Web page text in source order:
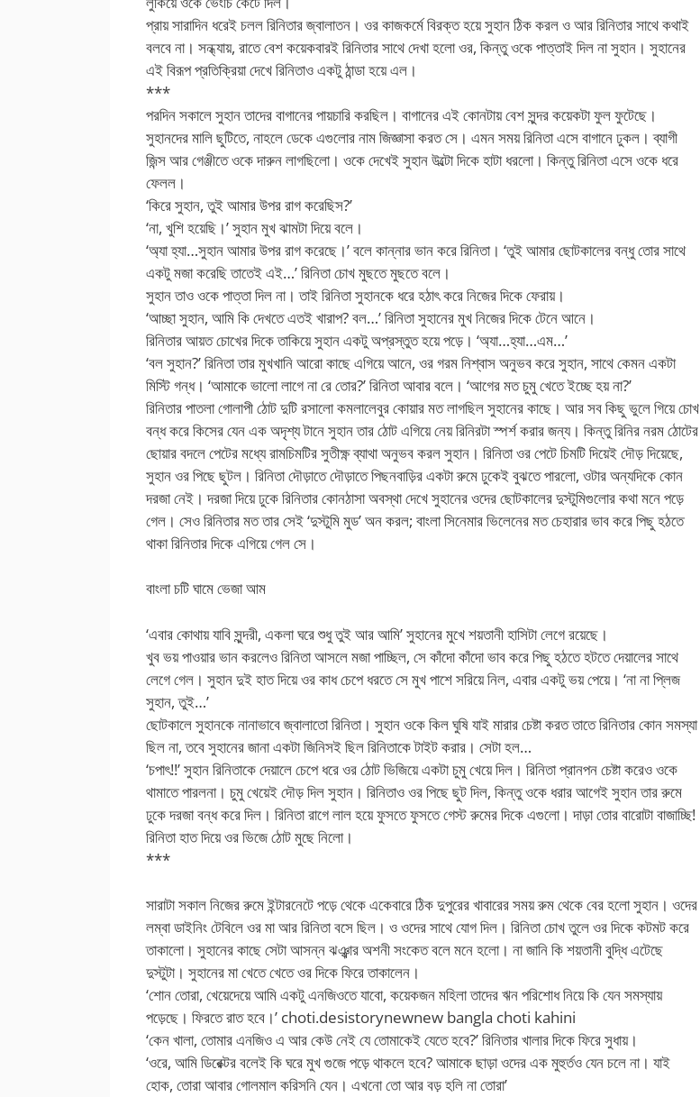
প্রায় সারাদিন ধরেই চলল রিনিতার জ্বালাতন। ওর কাজকর্মে বিরক্ত হয়ে সুহান ঠিক করল ও আর রিনিতার সাথে কথাই
বলবে না। সন্ধ্যায়, রাতে বেশ কয়েকবারই রিনিতার সাথে দেখা হলো ওর, কিন্তু ওকে পাত্তাই দিল না সুহান। সুহানের
এই বিরূপ প্রতিক্রিয়া দেখে রিনিতাও একটু ঠান্ডা হয়ে এল।
***
পরদিন সকালে সুহান তাদের বাগানের পায়চারি করছিল। বাগানের এই কোনটায় বেশ সুন্দর কয়েকটা ফুল ফুটেছে।
সুহানদের মালি ছুটিতে, নাহলে ডেকে এগুলোর নাম জিজ্ঞাসা করত সে। এমন সময় রিনিতা এসে বাগানে ঢুকল। ব্যাগী
জিন্স আর গেঞ্জীতে ওকে দারুন লাগছিলো। ওকে দেখেই সুহান উল্টো দিকে হাটা ধরলো। কিন্তু রিনিতা এসে ওকে ধরে
ফেলল।
‘কিরে সুহান, তুই আমার উপর রাগ করেছিস?’
‘না, খুশি হয়েছি।’ সুহান মুখ ঝামটা দিয়ে বলে।
‘অ্যা হ্যা…সুহান আমার উপর রাগ করেছে।’ বলে কান্নার ভান করে রিনিতা। ‘তুই আমার ছোটকালের বন্ধু তোর সাথে
একটু মজা করেছি তাতেই এই…’ রিনিতা চোখ মুছতে মুছতে বলে।
সুহান তাও ওকে পাত্তা দিল না। তাই রিনিতা সুহানকে ধরে হঠাৎ করে নিজের দিকে ফেরায়।
‘আচ্ছা সুহান, আমি কি দেখতে এতই খারাপ? বল…’ রিনিতা সুহানের মুখ নিজের দিকে টেনে আনে।
রিনিতার আয়ত চোখের দিকে তাকিয়ে সুহান একটু অপ্রস্তুত হয়ে পড়ে। ‘অ্যা…হ্যা…এম…’
‘বল সুহান?’ রিনিতা তার মুখখানি আরো কাছে এগিয়ে আনে, ওর গরম নিশ্বাস অনুভব করে সুহান, সাথে কেমন একটা
মিস্টি গন্ধ। ‘আমাকে ভালো লাগে না রে তোর?’ রিনিতা আবার বলে। ‘আগের মত চুমু খেতে ইচ্ছে হয় না?’
রিনিতার পাতলা গোলাপী ঠোট দুটি রসালো কমলালেবুর কোয়ার মত লাগছিল সুহানের কাছে। আর সব কিছু ভুলে গিয়ে চোখ
বন্ধ করে কিসের যেন এক অদৃশ্য টানে সুহান তার ঠোট এগিয়ে নেয় রিনিরটা স্পর্শ করার জন্য। কিন্তু রিনির নরম ঠোটের
ছোয়ার বদলে পেটের মধ্যে রামচিমটির সুতীক্ষ্ণ ব্যাথা অনুভব করল সুহান। রিনিতা ওর পেটে চিমটি দিয়েই দৌড় দিয়েছে,
সুহান ওর পিছে ছুটল। রিনিতা দৌড়াতে দৌড়াতে পিছনবাড়ির একটা রুমে ঢুকেই বুঝতে পারলো, ওটার অন্যদিকে কোন
দরজা নেই। দরজা দিয়ে ঢুকে রিনিতার কোনঠাসা অবস্থা দেখে সুহানের ওদের ছোটকালের দুস্টুমিগুলোর কথা মনে পড়ে
গেল। সেও রিনিতার মত তার সেই ‘দুস্টুমি মুড’ অন করল; বাংলা সিনেমার ভিলেনের মত চেহারার ভাব করে পিছু হঠতে
থাকা রিনিতার দিকে এগিয়ে গেল সে।
বাংলা চটি ঘামে ভেজা আম
‘এবার কোথায় যাবি সুন্দরী, একলা ঘরে শুধু তুই আর আমি’ সুহানের মুখে শয়তানী হাসিটা লেগে রয়েছে।
খুব ভয় পাওয়ার ভান করলেও রিনিতা আসলে মজা পাচ্ছিল, সে কাঁদো কাঁদো ভাব করে পিছু হঠতে হটতে দেয়ালের সাথে
লেগে গেল। সুহান দুই হাত দিয়ে ওর কাধ চেপে ধরতে সে মুখ পাশে সরিয়ে নিল, এবার একটু ভয় পেয়ে। ‘না না প্লিজ
সুহান, তুই…’
ছোটকালে সুহানকে নানাভাবে জ্বালাতো রিনিতা। সুহান ওকে কিল ঘুষি যাই মারার চেষ্টা করত তাতে রিনিতার কোন সমস্যা
ছিল না, তবে সুহানের জানা একটা জিনিসই ছিল রিনিতাকে টাইট করার। সেটা হল…
‘চপাৎ!!’ সুহান রিনিতাকে দেয়ালে চেপে ধরে ওর ঠোট ভিজিয়ে একটা চুমু খেয়ে দিল। রিনিতা প্রানপন চেষ্টা করেও ওকে
থামাতে পারলনা। চুমু খেয়েই দৌড় দিল সুহান। রিনিতাও ওর পিছে ছুট দিল, কিন্তু ওকে ধরার আগেই সুহান তার রুমে
ঢুকে দরজা বন্ধ করে দিল। রিনিতা রাগে লাল হয়ে ফুসতে ফুসতে গেস্ট রুমের দিকে এগুলো। দাড়া তোর বারোটা বাজাচ্ছি!
রিনিতা হাত দিয়ে ওর ভিজে ঠোট মুছে নিলো।
***
সারাটা সকাল নিজের রুমে ইন্টারনেটে পড়ে থেকে একেবারে ঠিক দুপুরের খাবারের সময় রুম থেকে বের হলো সুহান। ওদের
লম্বা ডাইনিং টেবিলে ওর মা আর রিনিতা বসে ছিল। ও ওদের সাথে যোগ দিল। রিনিতা চোখ তুলে ওর দিকে কটমট করে
তাকালো। সুহানের কাছে সেটা আসন্ন ঝঞ্ঝার অশনী সংকেত বলে মনে হলো। না জানি কি শয়তানী বুদ্ধি এটেছে
দুস্টুটা। সুহানের মা খেতে খেতে ওর দিকে ফিরে তাকালেন।
‘শোন তোরা, খেয়েদেয়ে আমি একটু এনজিওতে যাবো, কয়েকজন মহিলা তাদের ঋন পরিশোধ নিয়ে কি যেন সমস্যায়
পড়েছে। ফিরতে রাত হবে।’ choti.desistorynewnew bangla choti kahini
‘কেন খালা, তোমার এনজিও এ আর কেউ নেই যে তোমাকেই যেতে হবে?’ রিনিতার খালার দিকে ফিরে সুধায়।
‘ওরে, আমি ডিরেক্টর বলেই কি ঘরে মুখ গুজে পড়ে থাকলে হবে? আমাকে ছাড়া ওদের এক মুহুর্তও যেন চলে না। যাই
হোক, তোরা আবার গোলমাল করিসনি যেন। এখনো তো আর বড় হলি না তোরা’